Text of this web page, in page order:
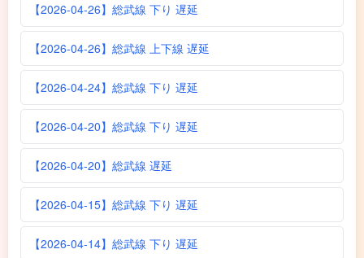
【2026-04-26】総武線 下り 遅延
【2026-04-26】総武線 上下線 遅延
【2026-04-24】総武線 下り 遅延
【2026-04-20】総武線 下り 遅延
【2026-04-20】総武線 遅延
【2026-04-15】総武線 下り 遅延
【2026-04-14】総武線 下り 遅延